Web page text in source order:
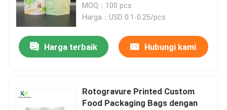
MOQ：100 pcs
Harga：USD 0.1-0.25/pcs
Harga terbaik Hubungi kami
Rotogravure Printed Custom
Food Packaging Bags dengan